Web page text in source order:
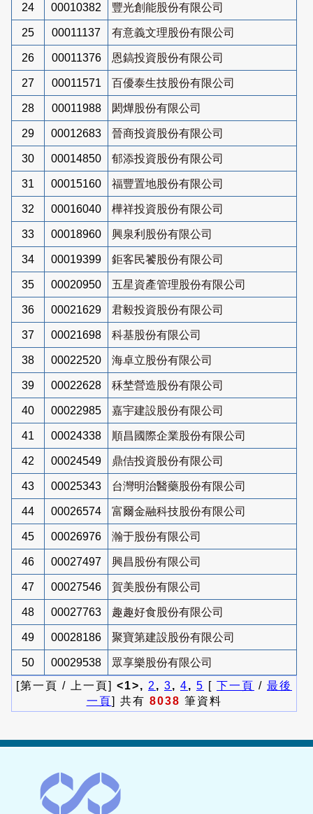
24 00010382 豐光創能股份有限公司
25 00011137 有意義文理股份有限公司
26 00011376 恩鎬投資股份有限公司
27 00011571 百優泰生技股份有限公司
28 00011988 閎燁股份有限公司
29 00012683 晉商投資股份有限公司
30 00014850 郁添投資股份有限公司
31 00015160 福豐置地股份有限公司
32 00016040 樺祥投資股份有限公司
33 00018960 興泉利股份有限公司
34 00019399 鉅客民饕股份有限公司
35 00020950 五星資產管理股份有限公司
36 00021629 君毅投資股份有限公司
37 00021698 科基股份有限公司
38 00022520 海卓立股份有限公司
39 00022628 秝埜營造股份有限公司
40 00022985 嘉宇建設股份有限公司
41 00024338 順昌國際企業股份有限公司
42 00024549 鼎佶投資股份有限公司
43 00025343 台灣明治醫藥股份有限公司
44 00026574 富爾金融科技股份有限公司
45 00026976 瀚于股份有限公司
46 00027497 興昌股份有限公司
47 00027546 賀美股份有限公司
48 00027763 趣趣好食股份有限公司
49 00028186 聚寶第建設股份有限公司
50 00029538
眾享樂股份有限公司
[第一頁 / 上一頁] <1>, 2 , 3, 4, 5 [ 下一頁 / 最後
一頁] 共有 8038 筆資料